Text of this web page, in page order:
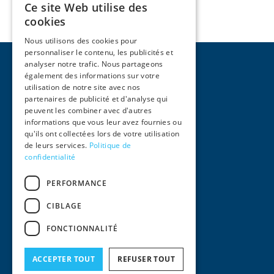
Pages
Home
Activities
International
News
Contact
Legal information
Legal notices
Privacy policy
Ce site Web utilise des
cookies
Nous utilisons des cookies pour
personnaliser le contenu, les publicités et
analyser notre trafic. Nous partageons
également des informations sur votre
utilisation de notre site avec nos
partenaires de publicité et d'analyse qui
peuvent les combiner avec d'autres
informations que vous leur avez fournies ou
qu'ils ont collectées lors de votre utilisation
de leurs services. Politique de
confidentialité
PERFORMANCE
CIBLAGE
FONCTIONNALITÉ
ACCEPTER TOUT REFUSER TOUT